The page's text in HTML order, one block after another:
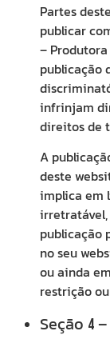
Partes
publicar
–
publicação
infrinjam
direitos de
A
deste
implica em
irretratável,
publicação
no seu
ou ainda
restrição
Seção 4